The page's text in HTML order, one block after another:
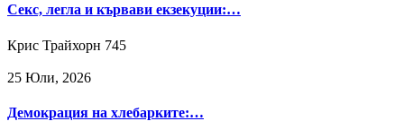
Секс, легла и кървави екзекуции:…
Крис Трайхорн 745
25 Юли, 2026
Демокрация на хлебарките:…